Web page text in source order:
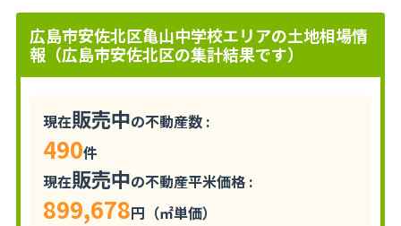
広島市安佐北区亀山中学校エリアの土地相場情
報（広島市安佐北区の集計結果です）
現在販売中の不動産数 :
490件
現在販売中の不動産平米価格 :
899,678円（㎡単価）